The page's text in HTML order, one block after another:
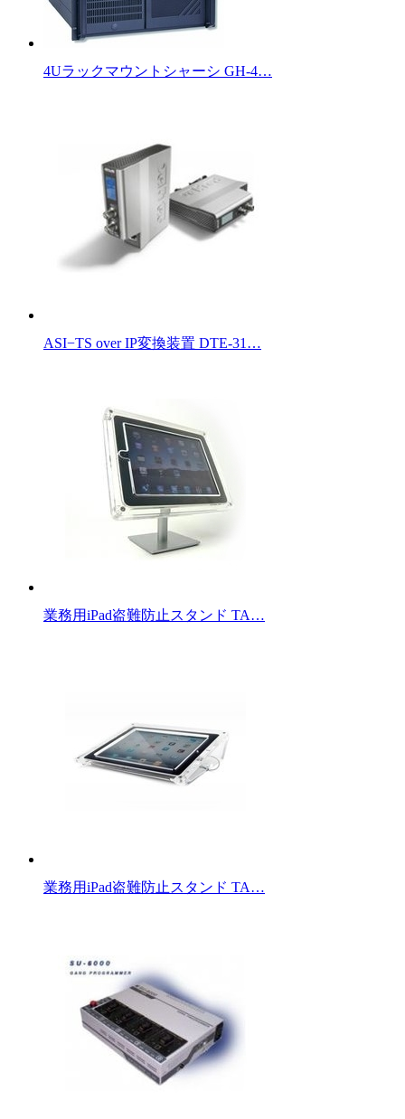
4Uラックマウントシャーシ GH-4…
ASI−TS over IP変換装置 DTE-31…
業務用iPad盗難防止スタンド TA…
業務用iPad盗難防止スタンド TA…